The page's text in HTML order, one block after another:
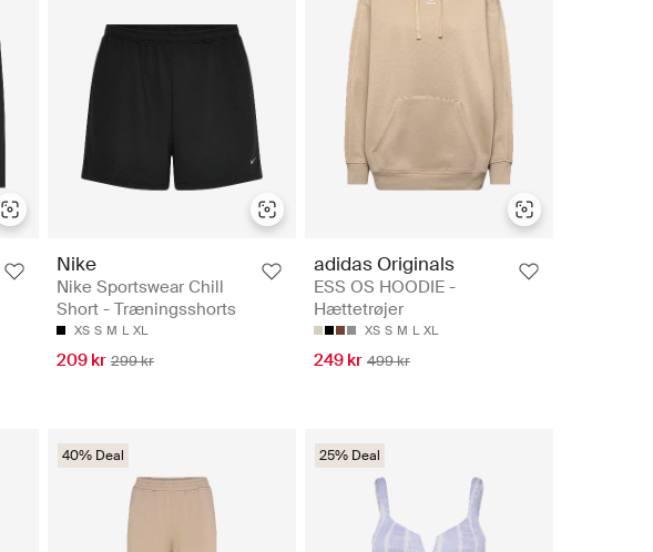
Nike
Nike Sportswear Chill
Short - Træningsshorts
XS S M L XL
209 kr 299 kr
adidas Originals
ESS OS HOODIE -
Hættetrøjer
XS S M L XL
249 kr 499 kr
40% Deal 25% Deal